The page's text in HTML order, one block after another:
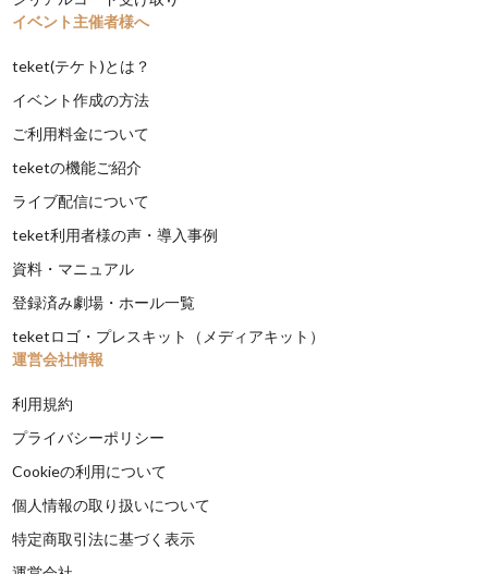
イベント主催者様へ
teket(テケト)とは？
イベント作成の方法
ご利用料金について
teketの機能ご紹介
ライブ配信について
teket利用者様の声・導入事例
資料・マニュアル
登録済み劇場・ホール一覧
teketロゴ・プレスキット（メディアキット）
運営会社情報
利用規約
プライバシーポリシー
Cookieの利用について
個人情報の取り扱いについて
特定商取引法に基づく表示